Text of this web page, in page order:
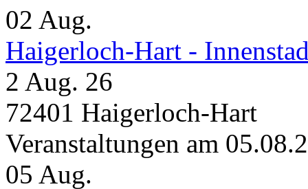
02 Aug.
Haigerloch-Hart -
2 Aug. 26
72401 Haigerloch-Hart
Veranstaltungen am
05 Aug.